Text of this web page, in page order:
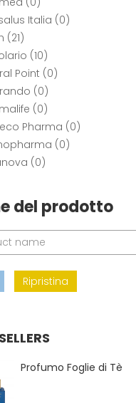
Italia (0)
(21)
(10)
Point (0)
(0)
(0)
Pharma (0)
(0)
(0)
del prodotto
Ripristina
Profumo Foglie di Tè